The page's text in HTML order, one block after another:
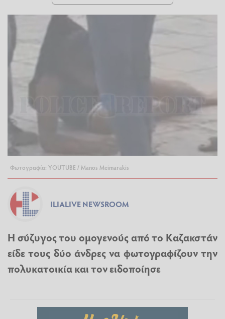
Φωτογραφία: YOUTUBE / Manos Meimarakis
ILIALIVE NEWSROOM
Η σύζυγος του ομογενούς από το Καζακστάν
είδε τους δύο άνδρες να φωτογραφίζουν την
πολυκατοικία και τον ειδοποίησε